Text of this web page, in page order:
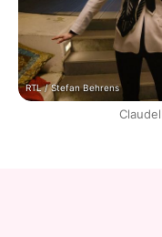
RTL / Stefan Behrens